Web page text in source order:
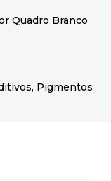
Quadro Branco
Pigmentos